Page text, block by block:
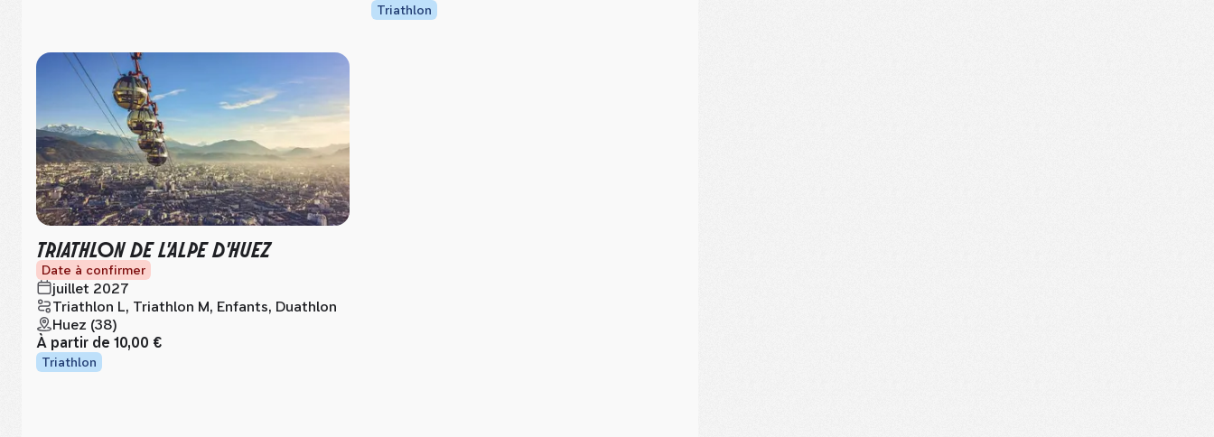
Triathlon
TRIATHLON DE L'ALPE D'HUEZ
Date à confirmer
juillet 2027
Triathlon L, Triathlon M, Enfants, Duathlon
Huez (38)
À partir de 10,00 €
Triathlon